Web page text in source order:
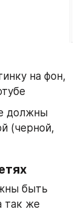
на фон,
должны
(черной,
быть
так же